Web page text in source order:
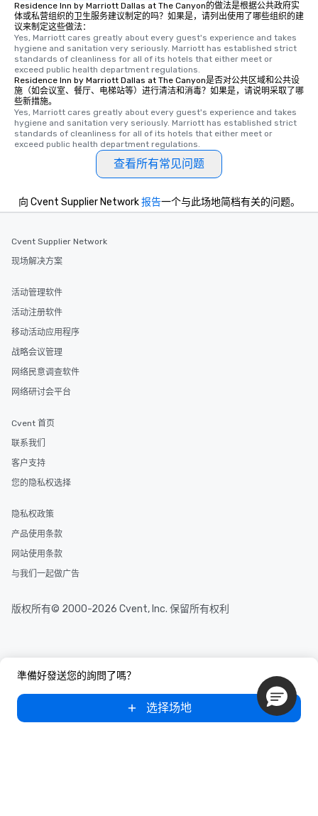
Residence Inn by Marriott Dallas at The Canyon的做法是根据公共政府实
体或私营组织的卫生服务建议制定的吗？如果是，请列出使用了哪些组织的建
议来制定这些做法：
Yes, Marriott cares greatly about every guest's experience and takes
hygiene and sanitation very seriously. Marriott has established strict
standards of cleanliness for all of its hotels that either meet or
exceed public health department regulations.
Residence Inn by Marriott Dallas at The Canyon是否对公共区域和公共设
施（如会议室、餐厅、电梯站等）进行清洁和消毒？如果是，请说明采取了哪
些新措施。
Yes, Marriott cares greatly about every guest's experience and takes
hygiene and sanitation very seriously. Marriott has established strict
standards of cleanliness for all of its hotels that either meet or
exceed public health department regulations.
查看所有常见问题
準備好發送您的詢問了嗎？
选择场地
向 Cvent Supplier Network报告一个与此场地简档有关的问题。
Cvent Supplier Network
现场解决方案
活动管理软件
活动注册软件
移动活动应用程序
战略会议管理
网络民意调查软件
网络研讨会平台
Cvent 首页
联系我们
客户支持
您的隐私权选择
隐私权政策
产品使用条款
网站使用条款
与我们一起做广告
版权所有© 2000-2026 Cvent, Inc. 保留所有权利